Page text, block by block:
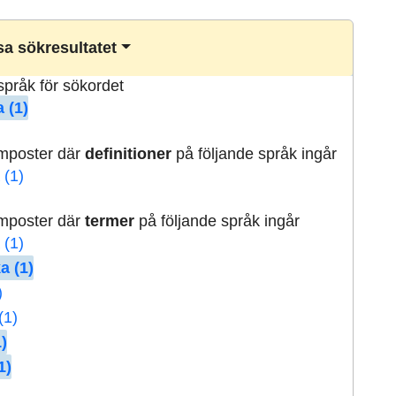
sökresultatet
för sökordet
(1)
därdefinitioner på följande språk ingår
(1)
därtermer på följande språk ingår
(1)
(1)